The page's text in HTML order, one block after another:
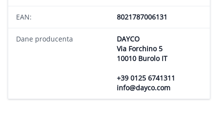
EAN: 8021787006131
Dane producenta
DAYCO
Via Forchino 5
10010 Burolo IT
+39 0125 6741311
info@dayco.com